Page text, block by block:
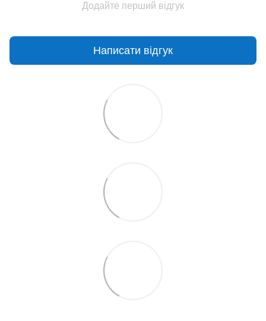
Додайте перший відгук
Написати відгук